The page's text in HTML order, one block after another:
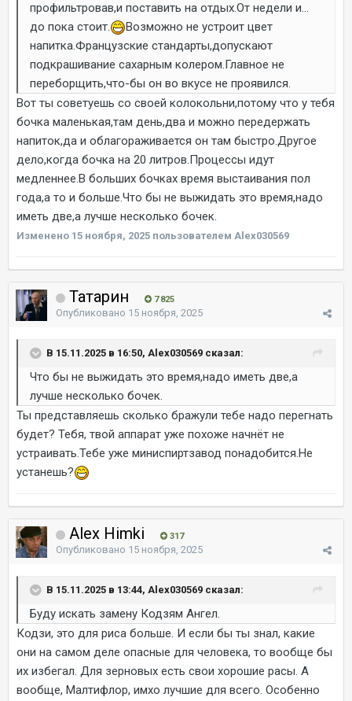
профильтровав,и поставить на отдых.От недели и...
до пока стоит.
Возможно не устроит цвет
напитка.Французские стандарты,допускают
подкрашивание сахарным колером.Главное не
переборщить,что-бы он во вкусе не проявился.
Вот ты советуешь со своей колокольни,потому что у тебя
бочка маленькая,там день,два и можно передержать
напиток,да и облагораживается он там быстро.Другое
дело,когда бочка на 20 литров.Процессы идут
медленнее.В больших бочках время выстаивания пол
года,а то и больше.Что бы не выжидать это время,надо
иметь две,а лучше несколько бочек.
Изменено 15 ноября, 2025 пользователем Alex030569
Татарин 7 825
Опубликовано 15 ноября, 2025
В 15.11.2025 в 16:50, Alex030569 сказал:
Что бы не выжидать это время,надо иметь две,а
лучше несколько бочек.
Ты представляешь сколько бражули тебе надо перегнать
будет? Тебя, твой аппарат уже похоже начнёт не
устраивать.Тебе уже миниспиртзавод понадобится.Не
устанешь?
Alex Himki 317
Опубликовано 15 ноября, 2025
В 15.11.2025 в 13:44, Alex030569 сказал:
Буду искать замену Кодзям Ангел.
Кодзи, это для риса больше. И если бы ты знал, какие
они на самом деле опасные для человека, то вообще бы
их избегал. Для зерновых есть свои хорошие расы. А
вообще, Малтифлор, имхо лучшие для всего. Особенно